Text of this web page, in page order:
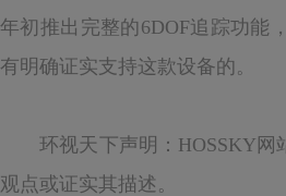
年初推出完整的6DOF追踪功能
有明确证实支持这款设备的。
环视天下声明：HOSSKY网
观点或证实其描述。